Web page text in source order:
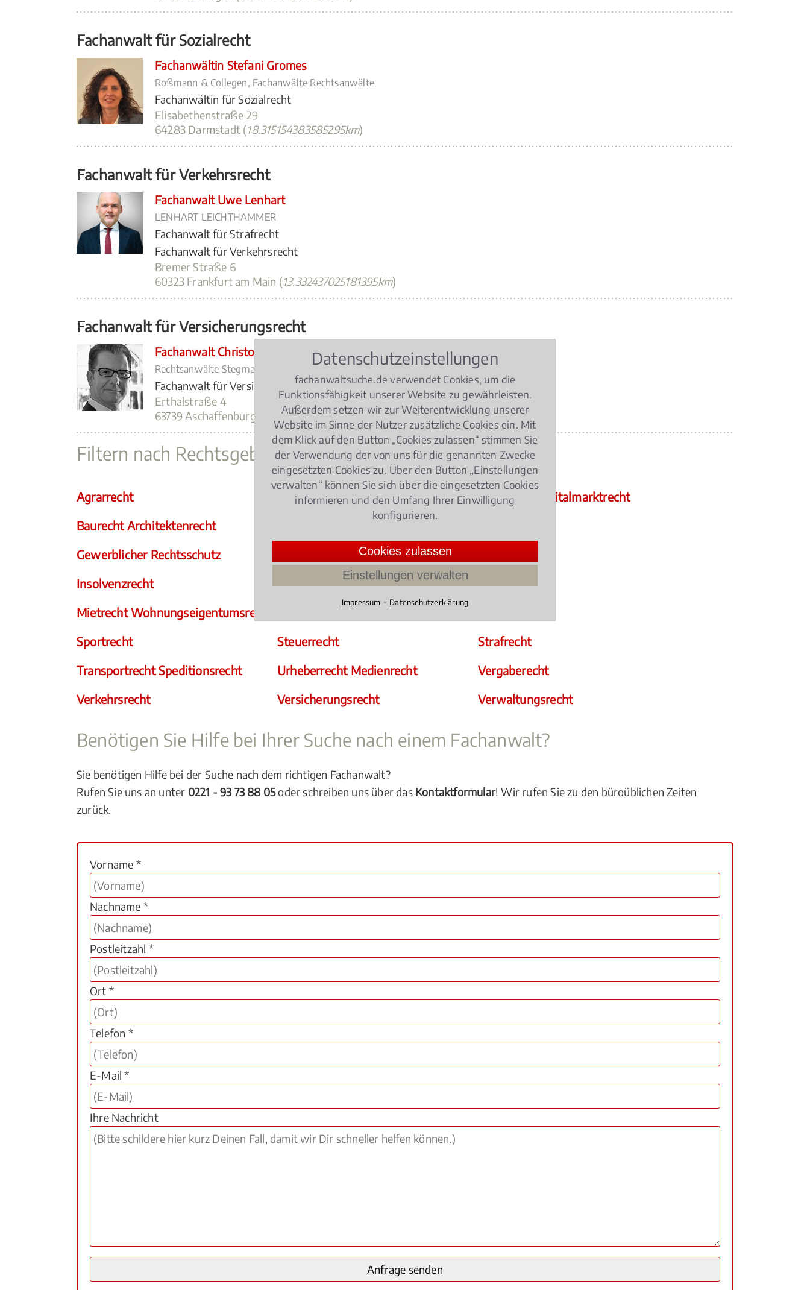
Fachanwalt für Sozialrecht
Fachanwältin Stefani Gromes
Roßmann & Collegen, Fachanwälte Rechtsanwälte
Fachanwältin für Sozialrecht
Elisabethenstraße 29
64283 Darmstadt (18.315154383585295km)
Fachanwalt für Verkehrsrecht
Fachanwalt Uwe Lenhart
LENHART LEICHTHAMMER
Fachanwalt für Strafrecht
Fachanwalt für Verkehrsrecht
Bremer Straße 6
60323 Frankfurt am Main (13.332437025181395km)
Fachanwalt für Versicherungsrecht
Fachanwalt Christopher Stegmann
Rechtsanwälte Stegmann und Taupp
Fachanwalt für Versicherungsrecht
Erthalstraße 4
63739 Aschaffenburg (
25.275189959751927km)
Filtern nach Rechtsgebieten
Agrarrecht Arbeitsrecht
Bankrecht Kapitalmarktrecht
Baurecht Architektenrecht
Gewerblicher Rechtsschutz
Handelsrecht Gesellschaftsrecht
Insolvenzrecht
Internationales Wirtschaftsrecht
Medizinrecht
Mietrecht Wohnungseigentumsrecht
Sportrecht
Steuerrecht
Strafrecht
Transportrecht Speditionsrecht
Urheberrecht Medienrecht
Vergaberecht
Verkehrsrecht
Versicherungsrecht Verwaltungsrecht
Benötigen Sie Hilfe bei Ihrer Suche nach einem Fachanwalt?
Sie benötigen Hilfe bei der Suche nach dem richtigen Fachanwalt?
Rufen Sie uns an unter 0221 - 93 73 88 05oder schreiben uns über das Kontaktformular! Wir rufen Sie zu den büroüblichen Zeiten
zurück.
Vorname *
Nachname *
Postleitzahl *
Ort *
Telefon *
E-Mail *
Ihre Nachricht
Datenschutzeinstellungen
fachanwaltsuche.de verwendet Cookies, um die
Funktionsfähigkeit unserer Website zu gewährleisten.
Außerdem setzen wir zur Weiterentwicklung unserer
Website im Sinne der Nutzer zusätzliche Cookies ein. Mit
dem Klick auf den Button „Cookies zulassen“ stimmen Sie
der Verwendung der von uns für die genannten Zwecke
eingesetzten Cookies zu. Über den Button „Einstellungen
verwalten“ können Sie sich über die eingesetzten Cookies
informieren und den Umfang Ihrer Einwilligung
konfigurieren.
Cookies zulassen
Einstellungen verwalten
Impressum ⁃ Datenschutzerklärung